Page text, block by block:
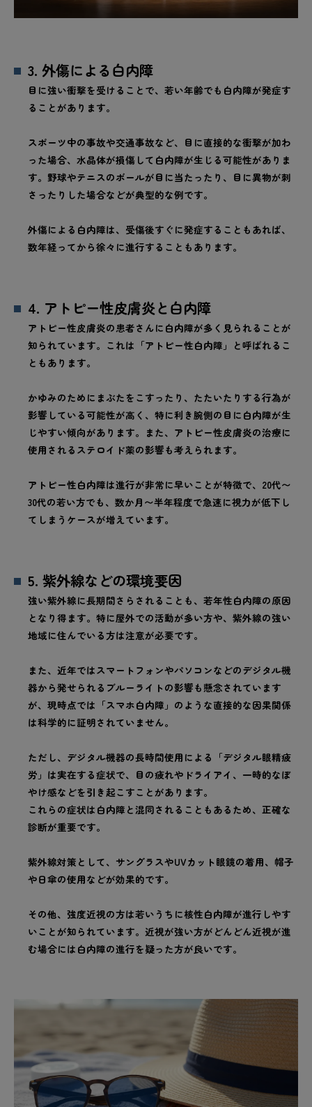
3. 外傷による白内障
目に強い衝撃を受けることで、若い年齢でも白内障が発症す
ることがあります。
スポーツ中の事故や交通事故など、目に直接的な衝撃が加わ
った場合、水晶体が損傷して白内障が生じる可能性がありま
す。野球やテニスのボールが目に当たったり、目に異物が刺
さったりした場合などが典型的な例です。
外傷による白内障は、受傷後すぐに発症することもあれば、
数年経ってから徐々に進行することもあります。
4. アトピー性皮膚炎と白内障
アトピー性皮膚炎の患者さんに白内障が多く見られることが
知られています。これは「アトピー性白内障」と呼ばれるこ
ともあります。
かゆみのためにまぶたをこすったり、たたいたりする行為が
影響している可能性が高く、特に利き腕側の目に白内障が生
じやすい傾向があります。また、アトピー性皮膚炎の治療に
使用されるステロイド薬の影響も考えられます。
アトピー性白内障は進行が非常に早いことが特徴で、20代〜
30代の若い方でも、数か月〜半年程度で急速に視力が低下し
てしまうケースが増えています。
5. 紫外線などの環境要因
強い紫外線に長期間さらされることも、若年性白内障の原因
となり得ます。特に屋外での活動が多い方や、紫外線の強い
地域に住んでいる方は注意が必要です。
また、近年ではスマートフォンやパソコンなどのデジタル機
器から発せられるブルーライトの影響も懸念されています
が、現時点では「スマホ白内障」のような直接的な因果関係
は科学的に証明されていません。
ただし、デジタル機器の長時間使用による「デジタル眼精疲
労」は実在する症状で、目の疲れやドライアイ、一時的なぼ
やけ感などを引き起こすことがあります。
これらの症状は白内障と混同されることもあるため、正確な
診断が重要です。
紫外線対策として、サングラスやUVカット眼鏡の着用、帽子
や日傘の使用などが効果的です。
その他、強度近視の方は若いうちに核性白内障が進行しやす
いことが知られています。近視が強い方がどんどん近視が進
む場合には白内障の進行を疑った方が良いです。